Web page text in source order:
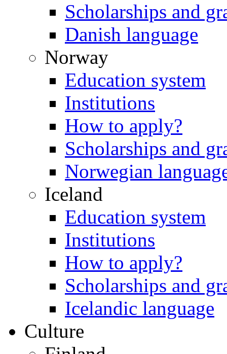
Scholarships and
Danish language
Norway
Education system
Institutions
How to apply?
Scholarships and
Norwegian
Iceland
Education system
Institutions
How to apply?
Scholarships and
Icelandic language
Culture